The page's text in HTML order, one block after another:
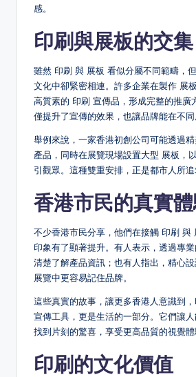
感。
印刷與展板的交集
雖然 印刷 與 展板 看似分屬不同範疇，
文化中卻緊密相連。許多企業在製作 展
高質素的 印刷 宣傳品，形成完整的推廣
僅提升了宣傳的效果，也讓品牌能在不同
舉例來說，一家香港初創公司可能透過
產品，同時在展覽現場設置大型 展板，
引觀眾。這種雙重安排，正是都市人所追
香港市民的真實
不少香港市民分享，他們在接觸 印刷 與
印象有了顯著提升。有人表示，透過專
清楚了解產品資訊；也有人指出，精心
展覽中更容易記住品牌。
這些真實的故事，讓更多香港人意識到
宣傳工具，更是生活的一部分。它們讓
找到片刻的驚喜，享受更高品質的視覺體
印刷的文化價值